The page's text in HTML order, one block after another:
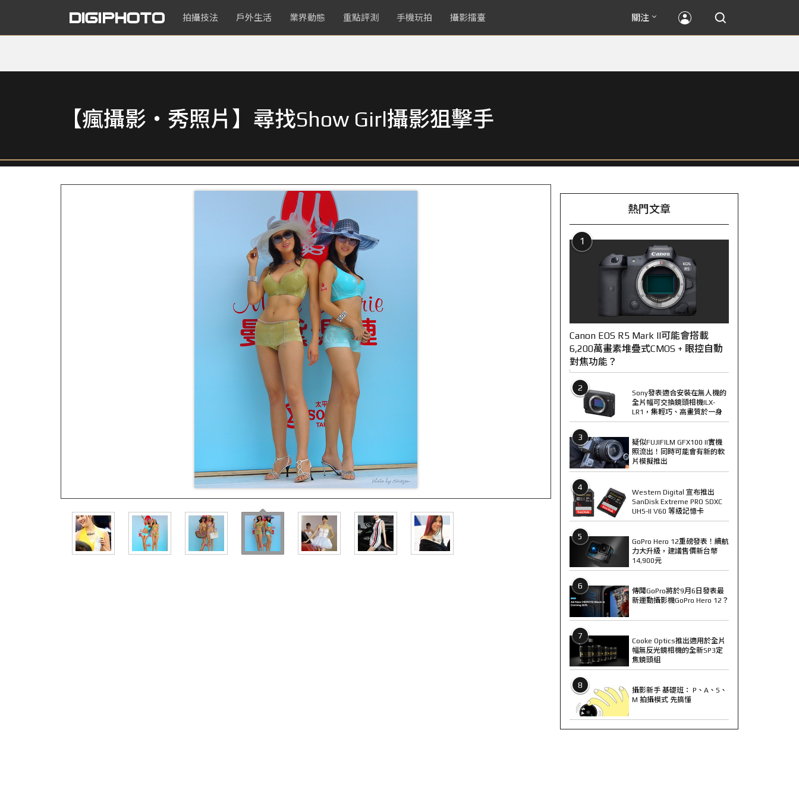
拍攝技法 戶外生活 業界動態 重點評測 手機玩拍 攝影擂臺 關注
【瘋攝影‧秀照片】尋找Show Girl攝影狙擊手
熱門文章
1
Canon EOS R5 Mark II可能會搭載
6,200萬畫素堆疊式CMOS + 眼控自動
對焦功能？
2
Sony發表適合安裝在無人機的
全片幅可交換鏡頭相機ILX-
LR1，集輕巧、高畫質於一身
3
疑似FUJIFILM GFX100 II實機
照流出！同時可能會有新的軟
片模擬推出
4
Western Digital 宣布推出
SanDisk Extreme PRO SDXC
UHS-II V60 等級記憶卡
5
GoPro Hero 12重磅發表！續航
力大升級，建議售價新台幣
14,900元
6
傳聞GoPro將於9月6日發表最
新運動攝影機GoPro Hero 12？
7
Cooke Optics推出適用於全片
幅無反光鏡相機的全新SP3定
焦鏡頭組
8
攝影新手 基礎班： P、A、S、
M 拍攝模式 先搞懂